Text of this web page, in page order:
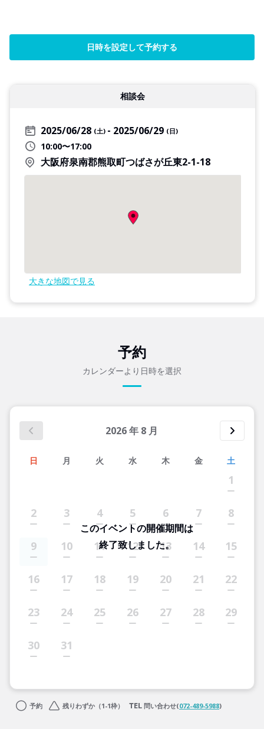
日時を設定して予約する
相談会
2025/06/28 (土) 2025/06/29 (日)
10:00〜17:00
大阪府泉南郡熊取町つばさが丘東2-1-18
大きな地図で見る
予約
カレンダーより日時を選択
2026年 8 月
日 月 火 水 木 金 土
1
2 3 4 5 6 7 8
9 10 11 12 13 14 15
16 17 18 19 20 21 22
23 24 25 26 27 28 29
30 31
このイベントの開催期間は
終了致しました。
予約 残りわずか（1-1枠） 問い合わせ(072-489-5988)